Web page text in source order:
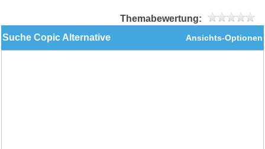
Themabewertung:
Ansichts-Optionen
Suche Copic Alternative